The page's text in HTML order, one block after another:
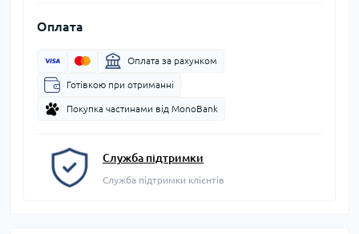
Оплата
Оплата за рахунком
Готівкою при отриманні
Покупка частинами від MonoBank
Служба підтримки
Служба підтримки клієнтів